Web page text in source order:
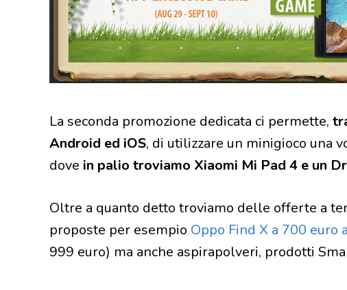
La seconda promozione dedicata ci permette,
Android ed iOS, di utilizzare un minigioco una
dove in palio troviamo Xiaomi Mi Pad 4 e un
Oltre a quanto detto troviamo delle offerte a
proposte per esempio Oppo Find X a 700 euro
999 euro) ma anche aspirapolveri, prodotti